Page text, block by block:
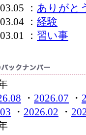
： ありがと
： 経験
： 習い事
・ 2026.07 ・
・ 2026.02 ・